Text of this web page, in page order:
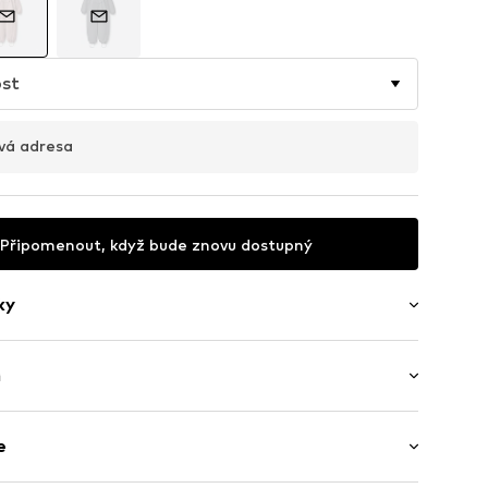
adresa
Připomenout, když bude znovu dostupný
Maxi
střih